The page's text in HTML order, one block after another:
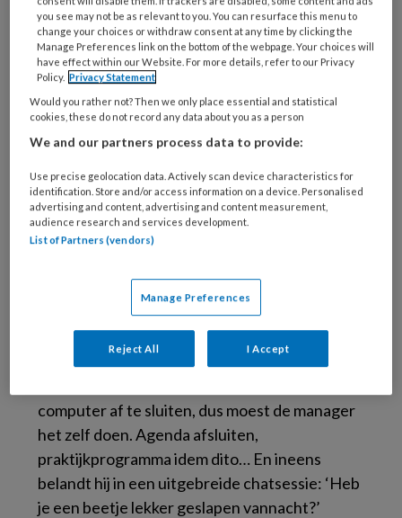
Er was een incidenteel consult voor hem
ingepland omdat hij belde dat hij na het
ongeluk een gebroken ’tand’ dacht te hebben,
en of ik daar even naar kon kijken.
Het blijft vreemd hoe vaak mensen een kies
Advocaat is hij nota bene! Onverzekerd op zo’n
ding en stel je voor dat hij een voetganger had
meegenomen in zijn val, of wél met zijn
bovenfrontje in de stoeprand gebeten had! Hij
zou toch beter moeten weten!
…En deze dan: het kan zo in de krant!
computer af te sluiten, dus moest de manager
het zelf doen. Agenda afsluiten,
praktijkprogramma idem dito… En ineens
belandt hij in een uitgebreide chatsessie: ‘Heb
je een beetje lekker geslapen vannacht?’
you see may not be as relevant to you. You can resurface this menu to
change your choices or withdraw consent at any time by clicking the
Manage Preferences link on the bottom of the webpage. Your choices will
have effect within our Website. For more details, refer to our Privacy
Policy. Privacy Statement
Would you rather not? Then we only place essential and statistical
cookies, these do not record any data about you as a person
We and our partners process data to provide:
Use precise geolocation data. Actively scan device characteristics for
identification. Store and/or access information on a device. Personalised
advertising and content, advertising and content measurement,
audience research and services development.
List of Partners (vendors)
Manage Preferences
Reject All I Accept